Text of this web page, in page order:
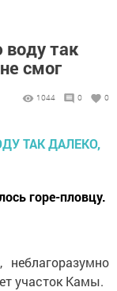
так
смог
1044 0 0
горе-пловцу.
участок Камы.